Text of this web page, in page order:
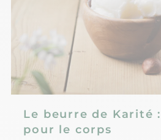
Le beurre de Karité
pour le corps